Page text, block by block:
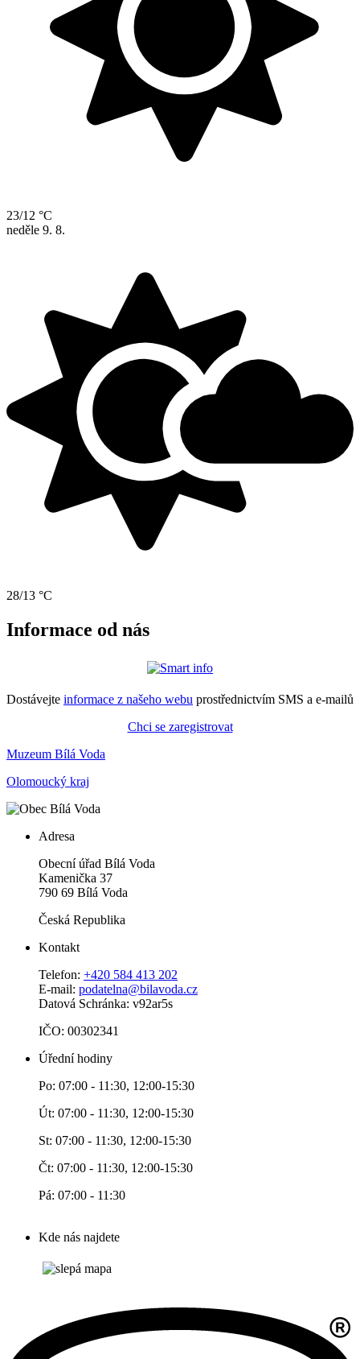
23/12 °C
neděle 9. 8.
28/13 °C
Informace od nás
Dostávejte informace z našeho webu prostřednictvím SMS a e-mailů
Chci se zaregistrovat
Muzeum Bílá Voda
Olomoucký kraj
Adresa
Obecní úřad Bílá Voda
Kamenička 37
790 69 Bílá Voda
Česká Republika
Kontakt
Telefon: +420 584 413 202
E-mail: podatelna@bilavoda.cz
Datová Schránka: v92ar5s
IČO: 00302341
Úřední hodiny
Po: 07:00 - 11:30, 12:00-15:30
Út: 07:00 - 11:30, 12:00-15:30
St: 07:00 - 11:30, 12:00-15:30
Čt: 07:00 - 11:30, 12:00-15:30
Pá: 07:00 - 11:30
Kde nás najdete